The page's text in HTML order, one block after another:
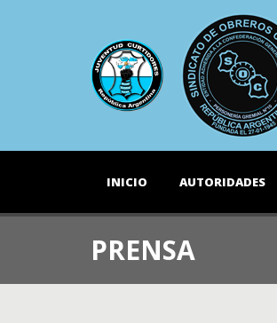
INICIO AUTORIDADES
PRENSA